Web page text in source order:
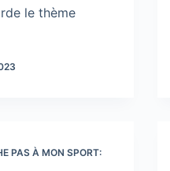
le thème
PAS À MON SPORT: